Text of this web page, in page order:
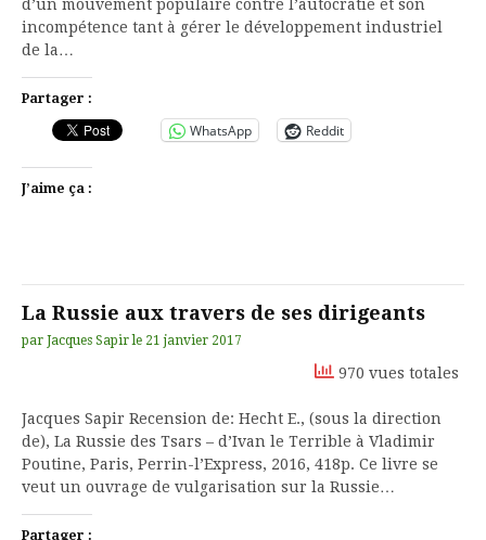
d’un mouvement populaire contre l’autocratie et son
incompétence tant à gérer le développement industriel
de la…
Partager :
WhatsApp Reddit
J’aime ça :
La Russie aux travers de ses dirigeants
par Jacques Sapir le 21 janvier 2017
970 vues totales
Jacques Sapir Recension de: Hecht E., (sous la direction
de), La Russie des Tsars – d’Ivan le Terrible à Vladimir
Poutine, Paris, Perrin-l’Express, 2016, 418p. Ce livre se
veut un ouvrage de vulgarisation sur la Russie…
Partager :